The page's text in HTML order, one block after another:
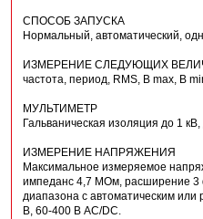
СПОСОБ ЗАПУСКА
Нормальный, автоматический,
ИЗМЕРЕНИЕ СЛЕДУЮЩИХ
частота, период, RMS, В max, В
МУЛЬТИМЕТР
Гальваническая изоляция до 1
ИЗМЕРЕНИЕ НАПРЯЖЕНИЯ
Максимальное измеряемое
импеданс 4,7 MОм, расширение
диапазона с автоматическим
В, 60-400 В AC/DC.